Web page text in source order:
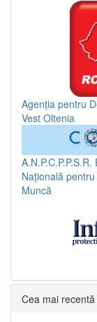
Agenția pentru
Vest Oltenia
A.N.P.C.P.P.S.R.
Națională
Muncă
Cea mai